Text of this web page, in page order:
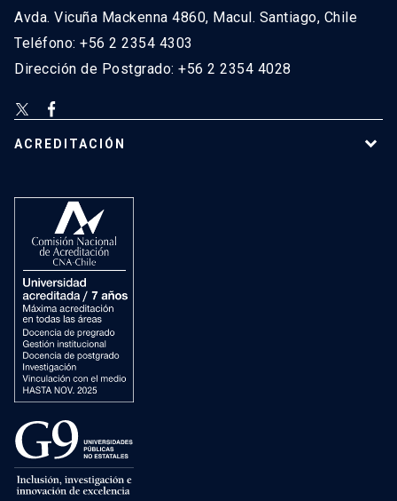
Avda. Vicuña Mackenna 4860, Macul. Santiago, Chile
Teléfono: +56 2 2354 4303
Dirección de Postgrado: +56 2 2354 4028
ACREDITACIÓN